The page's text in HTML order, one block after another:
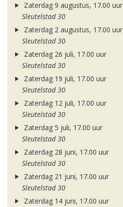
Zaterdag 9 augustus, 17.00 uur
Sleutelstad 30
Zaterdag 2 augustus, 17.00 uur
Sleutelstad 30
Zaterdag 26 juli, 17.00 uur
Sleutelstad 30
Zaterdag 19 juli, 17.00 uur
Sleutelstad 30
Zaterdag 12 juli, 17.00 uur
Sleutelstad 30
Zaterdag 5 juli, 17.00 uur
Sleutelstad 30
Zaterdag 28 juni, 17.00 uur
Sleutelstad 30
Zaterdag 21 juni, 17.00 uur
Sleutelstad 30
Zaterdag 14 juni, 17.00 uur